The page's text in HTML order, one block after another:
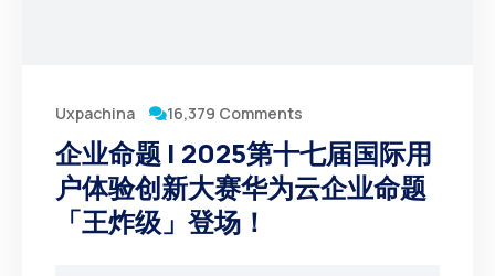
Uxpachina 16,379 Comments
企业命题 | 2025第十七届国际用
户体验创新大赛华为云企业命题
「王炸级」登场！